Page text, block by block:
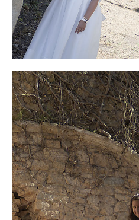
Video
Preguntas?
Precios
Contacta